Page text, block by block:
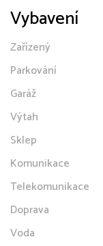
Vybavení
Zařízený
Parkování
Garáž
Výtah
Sklep
Komunikace
Telekomunikace
Doprava
Voda